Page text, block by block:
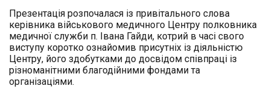
Презентація розпочалася із привітального слова
керівника військового медичного Центру полковника
медичної служби п. Івана Гайди, котрий в часі свого
виступу коротко ознайомив присутніх із діяльністю
Центру, його здобутками до досвідом співпраці із
різноманітними благодійними фондами та
організаціями.